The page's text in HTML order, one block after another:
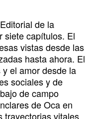
de la
siete capítulos. El
vistas desde las
hasta ahora. El
el amor desde la
sociales y de
de campo
de Oca en
trayectorias vitales